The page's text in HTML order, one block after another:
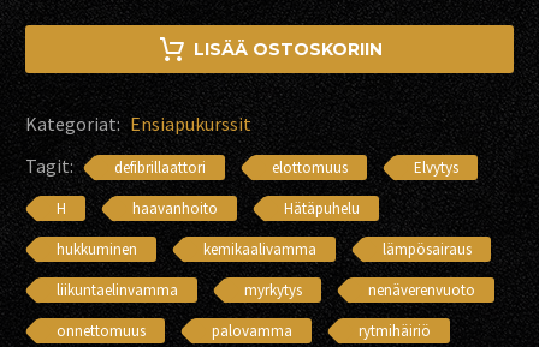
16
yrityksen
henkilöstölle
määrä
LISÄÄ OSTOSKORIIN
Kategoriat: Ensiapukurssit
Tagit:
defibrillaattori elottomuus
Elvytys
H
haavanhoito
Hätäpuhelu
hukkuminen
kemikaalivamma
lämpösairaus
liikuntaelinvamma
myrkytys
nenäverenvuoto
onnettomuus
palovamma
rytmihäiriö